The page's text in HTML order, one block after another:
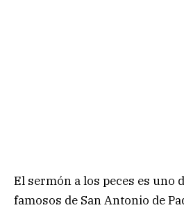
El sermón a los peces es uno
famosos de San Antonio de